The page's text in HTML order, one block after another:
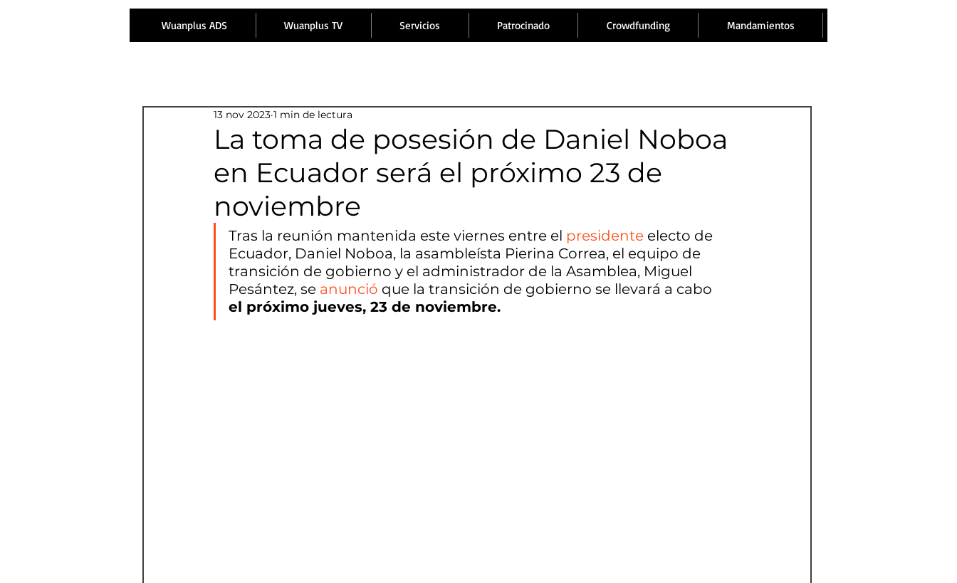
Wuanplus ADS Wuanplus TV Servicios Patrocinado Crowdfunding Mandamientos
La toma de posesión de Daniel Noboa
en Ecuador será el próximo 23 de
noviembre
13 nov 2023 1 min de lectura
Tras la reunión mantenida este viernes entre el presidente electo de
Ecuador, Daniel Noboa, la asambleísta Pierina Correa, el equipo de
transición de gobierno y el administrador de la Asamblea, Miguel
Pesántez, se anunció que la transición de gobierno se llevará a cabo
el próximo jueves, 23 de noviembre.